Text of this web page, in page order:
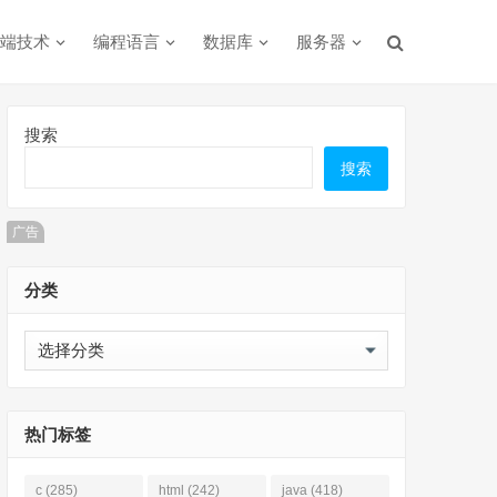
技术 编程语言 数据库 服务器
搜索
搜索
广告
分类
分
类
热门标签
c (285) html (242) java (418)